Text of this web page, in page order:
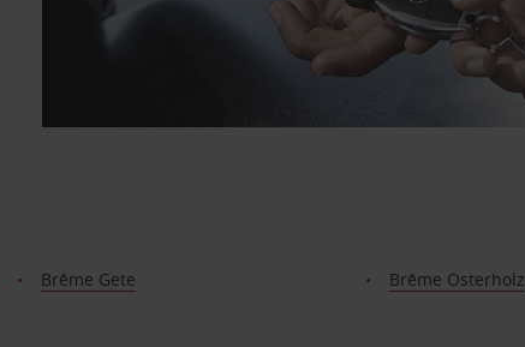
Brême Gete
Brême Osterholz